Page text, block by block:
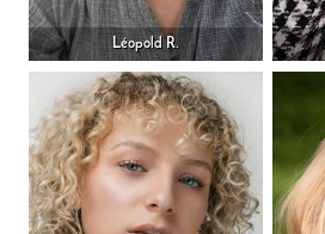
Léopold R.